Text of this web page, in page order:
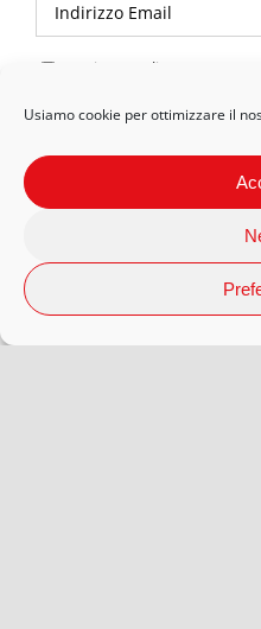
Usiamo cookie per ottimizzare il
Privacy Policy